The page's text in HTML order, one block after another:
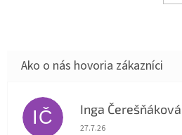
IČ Inga Čerešňáková
Hodnotenie obchodu je
27.7.26